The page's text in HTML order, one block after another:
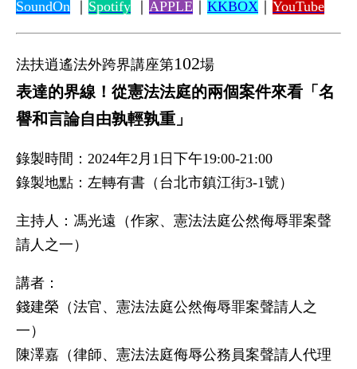
SoundOn ｜ Spotify ｜ APPLE ｜ KKBOX ｜ YouTube
法扶逍遙法外跨界講座第102場
表達的界線！從憲法法庭的兩個案件來看「名
譽和言論自由孰輕孰重」
錄製時間：2024年2月1日下午19:00-21:00
錄製地點：左轉有書（台北市鎮江街3-1號）
主持人：馮光遠（作家、憲法法庭公然侮辱罪案聲
請人之一）
講者：
錢建榮（法官、憲法法庭公然侮辱罪案聲請人之
一）
陳澤嘉（律師、憲法法庭侮辱公務員案聲請人代理